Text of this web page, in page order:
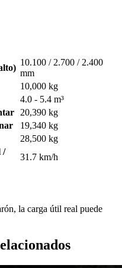
10.100 / 2.700 / 2.400
mm
10,000 kg
4.0 - 5.4 m³
20,390 kg
19,340 kg
28,500 kg
/
31.7 km/h
la carga útil real puede